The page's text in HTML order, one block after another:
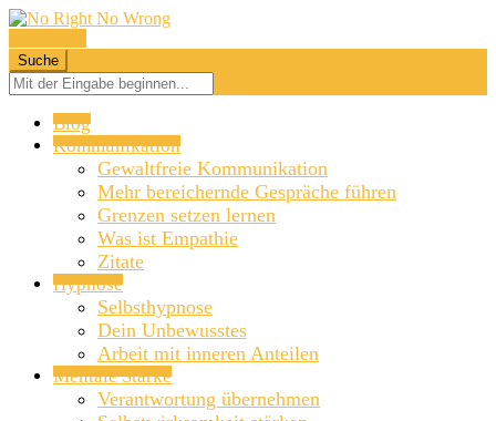
Suche
Blog
Kommunikation
Gewaltfreie Kommunikation
Mehr bereichernde Gespräche führen
Grenzen setzen lernen
Was ist Empathie
Zitate
Hypnose
Selbsthypnose
Dein Unbewusstes
Arbeit mit inneren Anteilen
Mentale Stärke
Verantwortung übernehmen